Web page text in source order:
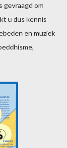
gevraagd om
u dus kennis
en muziek